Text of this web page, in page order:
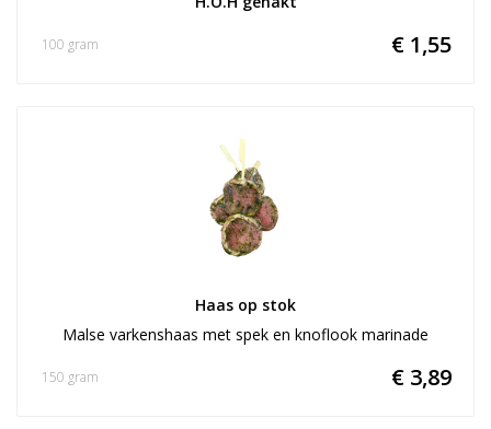
€ 1,55
100 gram
Haas op stok
Malse varkenshaas met spek en knoflook marinade
€ 3,89
150 gram